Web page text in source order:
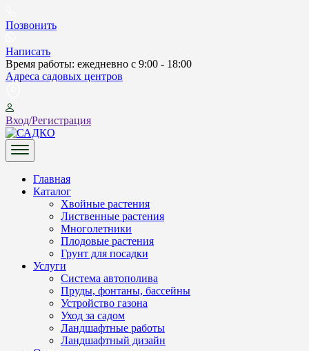
to
Позвонить
Написать
Время работы: ежедневно с 9:00 - 18:00
Адреса садовых центров
Вход/Регистрация
САДКО
Главная
Каталог
Хвойные растения
Лиственные растения
Многолетники
Плодовые растения
Грунт для посадки
Услуги
Система автополива
Пруды, фонтаны, бассейны
Устройство газона
Уход за садом
Ландшафтные работы
Ландшафтный дизайн